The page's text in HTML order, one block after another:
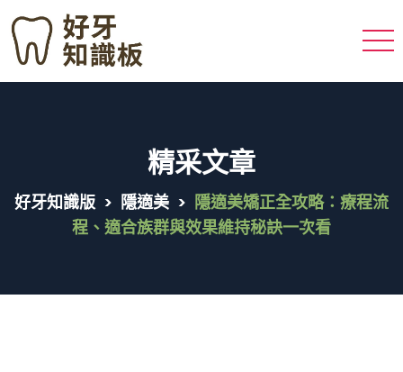
精采文章
好牙知識版 > 隱適美 > 隱適美矯正全攻略：療程流
程、適合族群與效果維持秘訣一次看